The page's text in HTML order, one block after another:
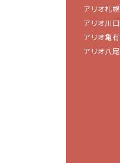
アリオ札幌
アリオ川口
アリオ亀有
アリオ八尾